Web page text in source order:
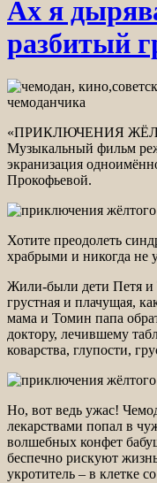
Ах я
разбитый
«ПРИКЛЮЧЕНИЯ
Музыкальный фильм
экранизация
Прокофьевой.
Хотите преодолеть
храбрыми и никогда не
Жили-были дети Петя и
грустная и плачущая,
мама и Томин папа
доктору, лечившему
коварства, глупости,
Но, вот ведь ужас!
лекарствами попал в
волшебных конфет
беспечно рискуют
укротитель – в клетке